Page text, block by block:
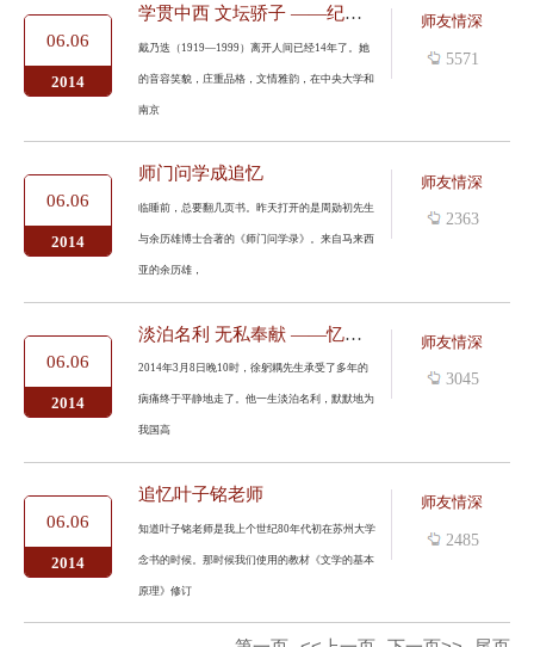
06.06
2014
师友情深
5571
学贯中西 文坛骄子 ——纪念著名翻译家戴乃迭教授
戴乃迭（1919—1999）离开人间已经14年了。她
的音容笑貌，庄重品格，文情雅韵，在中央大学和
南京
06.06
2014
师友情深
2363
师门问学成追忆
临睡前，总要翻几页书。昨天打开的是周勋初先生
与余历雄博士合著的《师门问学录》。来自马来西
亚的余历雄，
06.06
2014
师友情深
3045
淡泊名利 无私奉献 ——忆徐躬耦先生
2014年3月8日晚10时，徐躬耦先生承受了多年的
病痛终于平静地走了。他一生淡泊名利，默默地为
我国高
06.06
2014
师友情深
2485
追忆叶子铭老师
知道叶子铭老师是我上个世纪80年代初在苏州大学
念书的时候。那时候我们使用的教材《文学的基本
原理》修订